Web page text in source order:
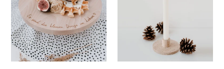
Dinge
im
Leben